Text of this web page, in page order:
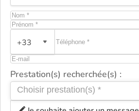
+33
Prestation(s) recherchée(s) :